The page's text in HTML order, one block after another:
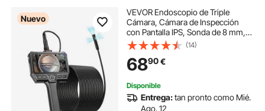
elevador de construcción
paleta construccion
Nuevo
VEVOR Endoscopio de Triple
Cámara, Cámara de Inspección
con Pantalla IPS, Sonda de 8 mm,
Cable Ultrarrígido de 10 m, 5000
mAh, Zoom 8X, Luces LED, 32 GB,
para Automoción Fontanería Motor
HVAC Tubería
(14)
6890€
Disponible
Entrega:tan pronto como Mié.
Ago. 12